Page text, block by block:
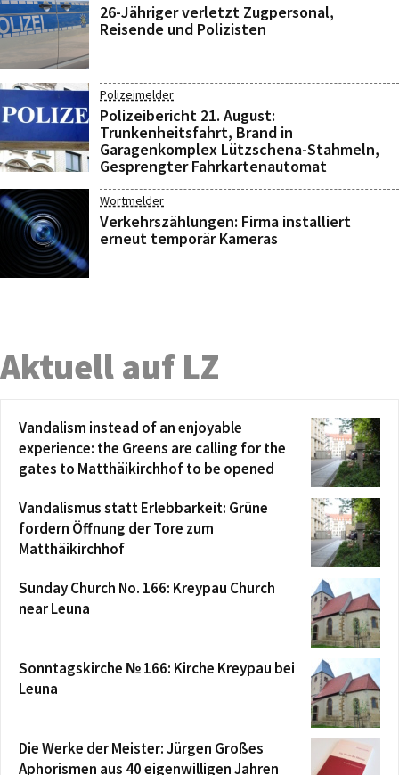
26-Jähriger verletzt Zugpersonal,
Reisende und Polizisten
Polizeimelder
Polizeibericht 21. August:
Trunkenheitsfahrt, Brand in
Garagenkomplex Lützschena-Stahmeln,
Gesprengter Fahrkartenautomat
Wortmelder
Verkehrszählungen: Firma installiert
erneut temporär Kameras
Aktuell auf LZ
Vandalism instead of an enjoyable
experience: the Greens are calling for the
gates to Matthäikirchhof to be opened
Vandalismus statt Erlebbarkeit: Grüne
fordern Öffnung der Tore zum
Matthäikirchhof
Sunday Church No. 166: Kreypau Church
near Leuna
Sonntagskirche № 166: Kirche Kreypau bei
Leuna
Die Werke der Meister: Jürgen Großes
Aphorismen aus 40 eigenwilligen Jahren